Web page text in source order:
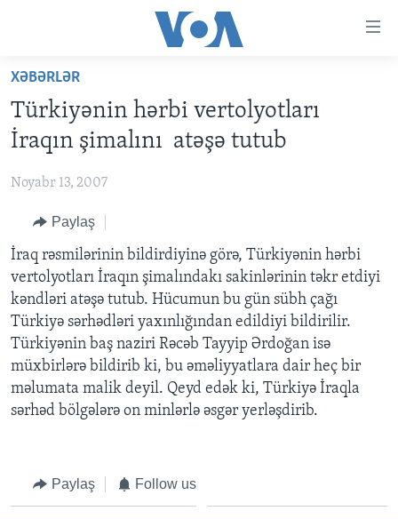
Skip
main
content
to
Navigation
Skip
to
Search
ANA SƏHİFƏ
PROQRAMLAR
DÜNYAYA BAXIŞ
FAKTLAR NƏ DEYIR?
AZƏRBAYCAN
DÜNYA
UKRAYNA BÖHRANI
İSRAIL-HƏMAS MÜNAQIŞƏSI
ABŞ
ABŞ SEÇKILƏRI 2024
İRAN AZƏRBAYCANI
VIDEOLAR
MEDIA AZADLIĞI
BAŞ MƏQALƏ
LEARNING ENGLISH
XƏBƏRLƏR
Türkiyənin hərbi vertolyotları
İraqın şimalını atəşə tutub
Noyabr 13, 2007
Paylaş
İraq rəsmilərinin bildirdiyinə görə, Türkiyənin hərbi
vertolyotları İraqın şimalındakı sakinlərinin təkr etdiyi
kəndləri atəşə tutub. Hücumun bu gün sübh çağı
Türkiyə sərhədləri yaxınlığından edildiyi bildirilir.
Türkiyənin baş naziri Rəcəb Tayyip Ərdoğan isə
müxbirlərə bildirib ki, bu əməliyyatlara dair heç bir
məlumata malik deyil. Qeyd edək ki, Türkiyə İraqla
sərhəd bölgələrə on minlərlə əsgər yerləşdirib.
Paylaş Follow us